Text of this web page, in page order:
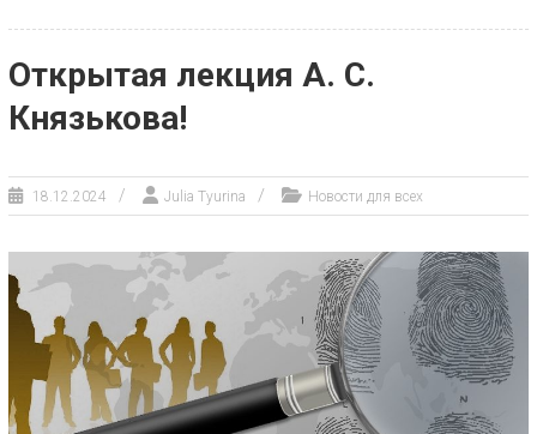
Открытая лекция А. С.
Князькова!
18.12.2024 Julia Tyurina Новости для всех